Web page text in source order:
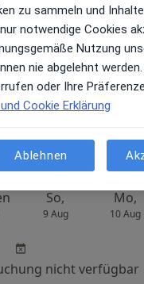
9 Aug 10 Aug
nicht verfügbar
senden
So,
9 Aug
Mo,
10 Aug
nicht verfügbar
zu sammeln und
notwendige Cookies
Nutzung
nie abgelehnt werden.
oder Ihre
Cookie Erklärung
Ablehnen